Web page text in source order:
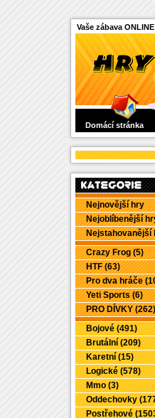
Vaše zábava
Domácí stránka
Nejnovější hry
Nejoblíbenější
Nejstahovanější
Crazy Frog (5)
HTF (63)
Pro dva hráče
Yeti Sports (6)
PRO DÍVKY (262)
Bojové (491)
Brutální (209)
Karetní (15)
Logické (578)
Mmo (3)
Oddechovky
Postřehové